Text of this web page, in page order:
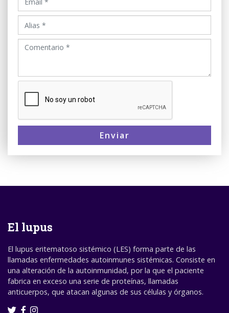
Enviar
El lupus
El lupus eritematoso sistémico (LES) forma parte de las
llamadas enfermedades autoinmunes sistémicas. Consiste en
una alteración de la autoinmunidad, por la que el paciente
fabrica en exceso una serie de proteínas, llamadas
anticuerpos, que atacan algunas de sus células y órganos.